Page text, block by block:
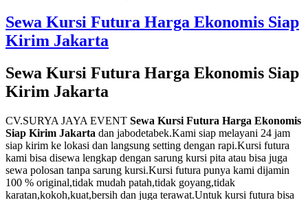
Kursi
Futura
Lama
Jakarta
Sewa Kursi Futura Harga Ekonomis Siap
Kirim Jakarta
Sewa Kursi Futura Harga Ekonomis Siap
Kirim Jakarta
CV.SURYA JAYA EVENT Sewa Kursi Futura Harga Ekonomis
Siap Kirim Jakarta dan jabodetabek.Kami siap melayani 24 jam
siap kirim ke lokasi dan langsung setting dengan rapi.Kursi futura
kami bisa disewa lengkap dengan sarung kursi pita atau bisa juga
sewa polosan tanpa sarung kursi.Kursi futura punya kami dijamin
100 % original,tidak mudah patah,tidak goyang,tidak
karatan,kokoh,kuat,bersih dan juga terawat.Untuk kursi futura bisa